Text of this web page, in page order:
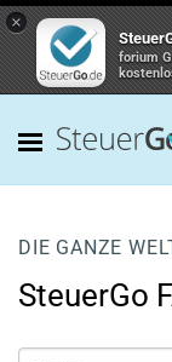
×
forium
DIE GANZE
SteuerGo